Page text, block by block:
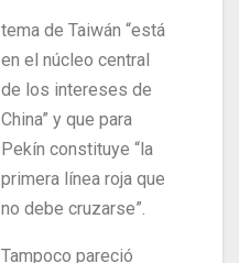
tema de Taiwán “está
en el núcleo central
de los intereses de
China” y que para
Pekín constituye “la
primera línea roja que
no debe cruzarse”.
Tampoco pareció